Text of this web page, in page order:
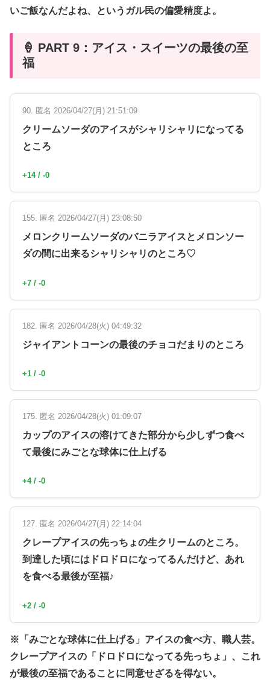
いご飯なんだよね、というガル民の偏愛精度よ。
🍦 PART 9：アイス・スイーツの最後の至
福
90. 匿名 2026/04/27(月) 21:51:09
クリームソーダのアイスがシャリシャリになってる
ところ
+14 / -0
155. 匿名 2026/04/27(月) 23:08:50
メロンクリームソーダのバニラアイスとメロンソー
ダの間に出来るシャリシャリのところ♡
+7 / -0
182. 匿名 2026/04/28(火) 04:49:32
ジャイアントコーンの最後のチョコだまりのところ
+1 / -0
175. 匿名 2026/04/28(火) 01:09:07
カップのアイスの溶けてきた部分から少しずつ食べ
て最後にみごとな球体に仕上げる
+4 / -0
127. 匿名 2026/04/27(月) 22:14:04
クレープアイスの先っちょの生クリームのところ。
到達した頃にはドロドロになってるんだけど、あれ
を食べる最後が至福♪
+2 / -0
※「みごとな球体に仕上げる」アイスの食べ方、職人芸。
クレープアイスの「ドロドロになってる先っちょ」、これ
が最後の至福であることに同意せざるを得ない。